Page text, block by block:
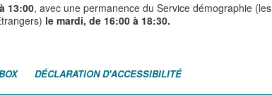
13:00, avec une permanence du Service démographie (les
le mardi, de 16:00 à 18:30.
DÉCLARATION D'ACCESSIBILITÉ